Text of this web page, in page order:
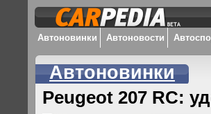
Автоновинки Автоновости
Автоновинки
Peugeot 207 RC: